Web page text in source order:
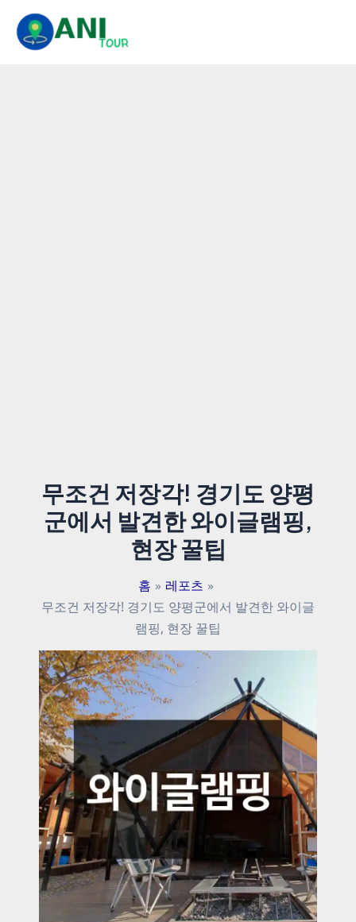
무조건 저장각! 경기도 양평
군에서 발견한 와이글램핑,
현장 꿀팁
홈
레포츠
무조건 저장각! 경기도 양평군에서 발견한 와이글
램핑, 현장 꿀팁